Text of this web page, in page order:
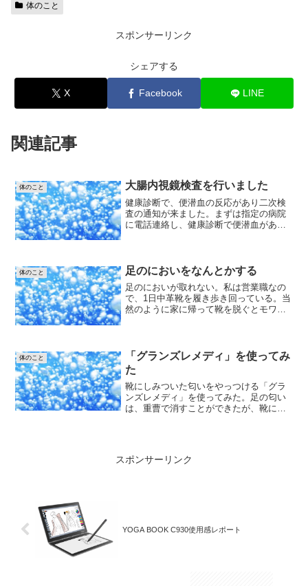
体のこと
スポンサーリンク
シェアする
X Facebook LINE
関連記事
体のこと 大腸内視鏡検査を行いました
健康診断で、便潜血の反応があり二次検
査の通知が来ました。まずは指定の病院
に電話連絡し、健康診断で便潜血があっ
うにあたり説明と腸内洗...
体のこと 足のにおいをなんとかする
足のにおいが取れない。私は営業職なの
で、1日中革靴を履き歩き回っている。当
然のように家に帰って靴を脱ぐとモワー
り、打ち合わせ中も匂い...
体のこと
「グランズレメディ」を使ってみ
た
靴にしみついた匂いをやっつける「グラ
ンズレメディ」を使ってみた。足の匂い
は、重曹で消すことができたが、靴に染
スポンサーリンク
YOGA BOOK C930使用感レポート